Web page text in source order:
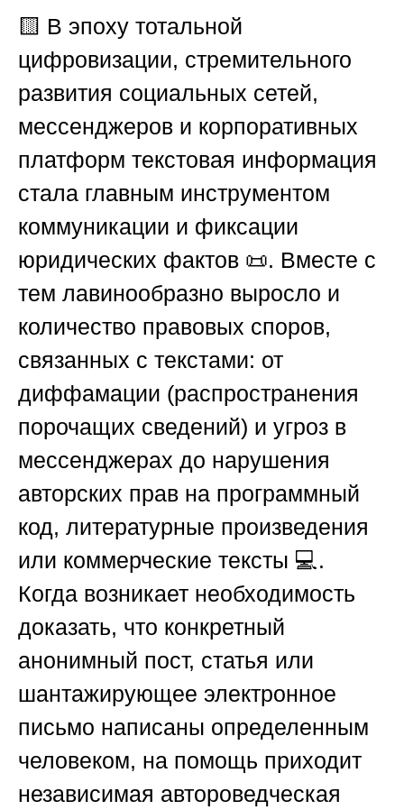
🟨 В эпоху тотальной
цифровизации, стремительного
развития социальных сетей,
мессенджеров и корпоративных
платформ текстовая информация
стала главным инструментом
коммуникации и фиксации
юридических фактов 📜. Вместе с
тем лавинообразно выросло и
количество правовых споров,
связанных с текстами: от
диффамации (распространения
порочащих сведений) и угроз в
мессенджерах до нарушения
авторских прав на программный
код, литературные произведения
или коммерческие тексты 💻.
Когда возникает необходимость
доказать, что конкретный
анонимный пост, статья или
шантажирующее электронное
письмо написаны определенным
человеком, на помощь приходит
независимая автороведческая